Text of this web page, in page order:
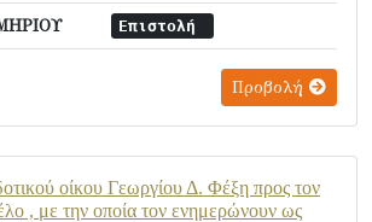
Επιστολή
Προβολή
οίκου Γεωργίου Δ. Φέξη προς τον
, με την οποία τον ενημερώνουν ως